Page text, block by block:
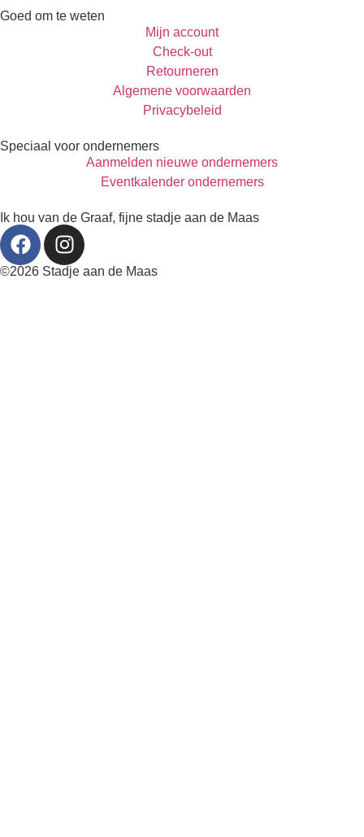
Goed om te weten
Mijn account
Check-out
Retourneren
Algemene voorwaarden
Privacybeleid
Speciaal voor ondernemers
Aanmelden nieuwe ondernemers
Eventkalender ondernemers
Ik hou van de Graaf, fijne stadje aan de Maas
©2026 Stadje aan de Maas